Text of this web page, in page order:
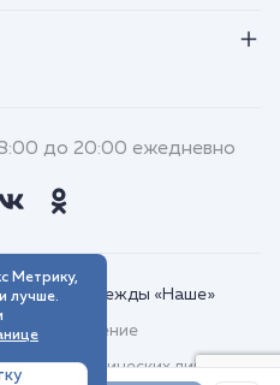
до 20:00 ежедневно
магазин одежды «Наше»
соглашение
для юридических лиц
Метрику,
лучше.